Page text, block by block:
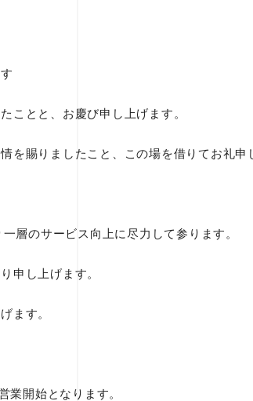
ことと、お慶び申し上げます。
を賜りましたこと、この場を借りてお礼申
層のサービス向上に尽力して参ります。
申し上げます。
ます。
業開始となります。